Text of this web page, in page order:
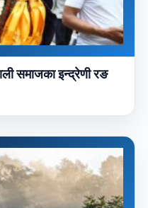
समाजका इन्द्रेणी रङ